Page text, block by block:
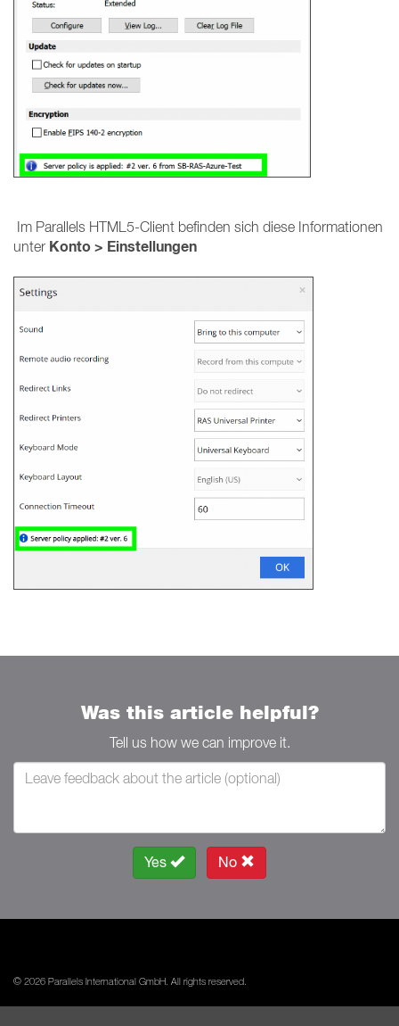
Im Parallels HTML5-Client befinden sich diese Informationen
unter Konto > Einstellungen
Was this article helpful?
Tell us how we can improve it.
Yes No
© 2026 Parallels International GmbH. All rights reserved.